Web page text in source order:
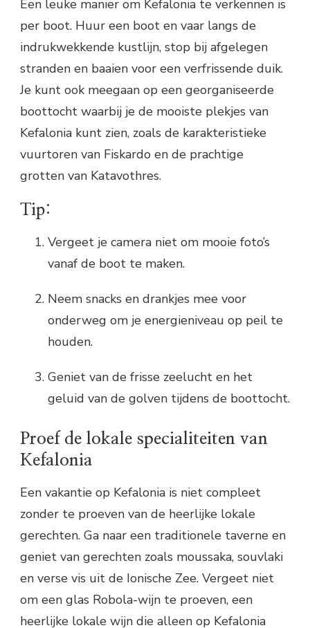
Een leuke manier om Kefalonia te verkennen is
per boot. Huur een boot en vaar langs de
indrukwekkende kustlijn, stop bij afgelegen
stranden en baaien voor een verfrissende duik.
Je kunt ook meegaan op een georganiseerde
boottocht waarbij je de mooiste plekjes van
Kefalonia kunt zien, zoals de karakteristieke
vuurtoren van Fiskardo en de prachtige
grotten van Katavothres.
Tip:
Vergeet je camera niet om mooie foto’s
vanaf de boot te maken.
Neem snacks en drankjes mee voor
onderweg om je energieniveau op peil te
houden.
Geniet van de frisse zeelucht en het
geluid van de golven tijdens de boottocht.
Proef de lokale specialiteiten van
Kefalonia
Een vakantie op Kefalonia is niet compleet
zonder te proeven van de heerlijke lokale
gerechten. Ga naar een traditionele taverne en
geniet van gerechten zoals moussaka, souvlaki
en verse vis uit de Ionische Zee. Vergeet niet
om een glas Robola-wijn te proeven, een
heerlijke lokale wijn die alleen op Kefalonia